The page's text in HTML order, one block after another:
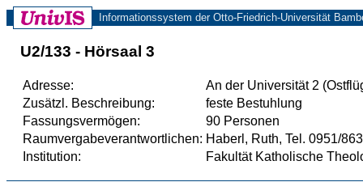
Informationssystem der Otto-Friedrich-Universität
U2/133 - Hörsaal 3
Adresse:
An der Universität 2
Zusätzl. Beschreibung:
feste Bestuhlung
Fassungsvermögen:
90 Personen
Raumvergabeverantwortlichen: Haberl, Ruth, Tel. 0951/
Institution:
Fakultät Katholische